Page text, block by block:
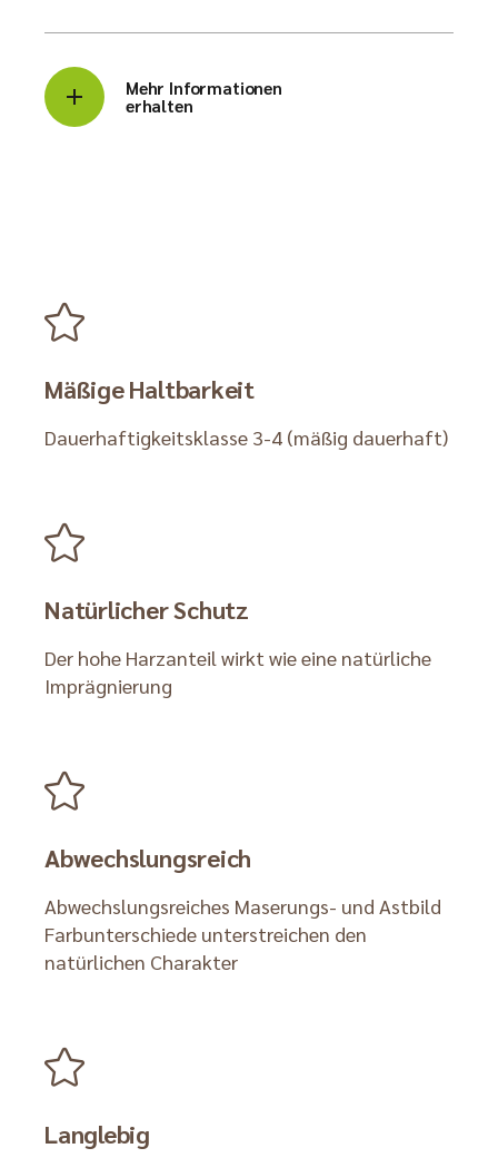
Mehr Informationen
erhalten
Mäßige Haltbarkeit
Dauerhaftigkeitsklasse 3-4 (mäßig dauerhaft)
Natürlicher Schutz
Der hohe Harzanteil wirkt wie eine natürliche
Imprägnierung
Abwechslungsreich
Abwechslungsreiches Maserungs- und Astbild
Farbunterschiede unterstreichen den
natürlichen Charakter
Langlebig